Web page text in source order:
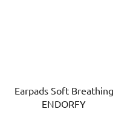
Earpads Soft Breathing
ENDORFY